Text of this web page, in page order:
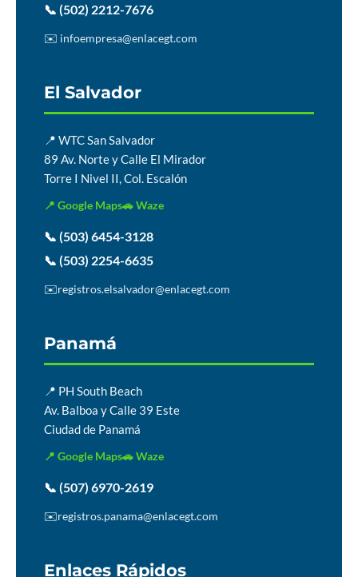
📞 (502) 2212-7676
✉️ infoempresa@enlacegt.com
El Salvador
📍 WTC San Salvador
89 Av. Norte y Calle El Mirador
Torre I Nivel II, Col. Escalón
📍 Google Maps🚗 Waze
📞 (503) 6454-3128
📞 (503) 2254-6635
✉️registros.elsalvador@enlacegt.com
Panamá
📍 PH South Beach
Av. Balboa y Calle 39 Este
Ciudad de Panamá
📍 Google Maps🚗 Waze
📞 (507) 6970-2619
✉️registros.panama@enlacegt.com
Enlaces Rápidos